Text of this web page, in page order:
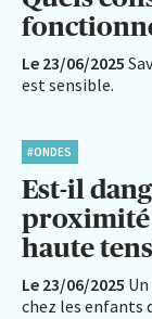
Le 23/06/2025
est sensible.
#ONDES
Est-il
proximité
haute
Le 23/06/2025
chez les enfants